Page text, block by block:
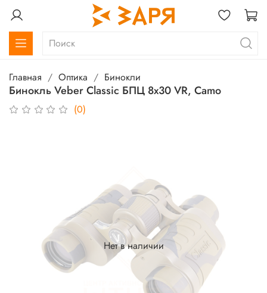
Главная Оптика Бинокли
Бинокль Veber Classic БПЦ 8х30 VR, Camo
(0)
Нет в наличии